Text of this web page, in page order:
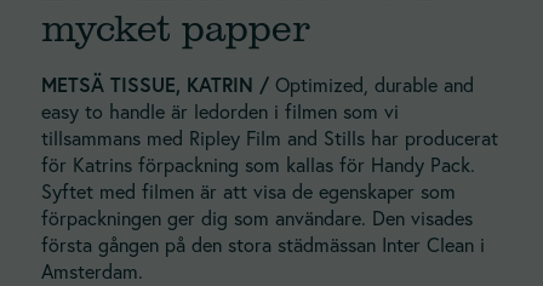
mycket papper
METSÄ TISSUE, KATRIN /Optimized, durable and
easy to handle är ledorden i filmen som vi
tillsammans med Ripley Film and Stills har producerat
för Katrins förpackning som kallas för Handy Pack.
Syftet med filmen är att visa de egenskaper som
förpackningen ger dig som användare. Den visades
första gången på den stora städmässan Inter Clean i
Amsterdam.